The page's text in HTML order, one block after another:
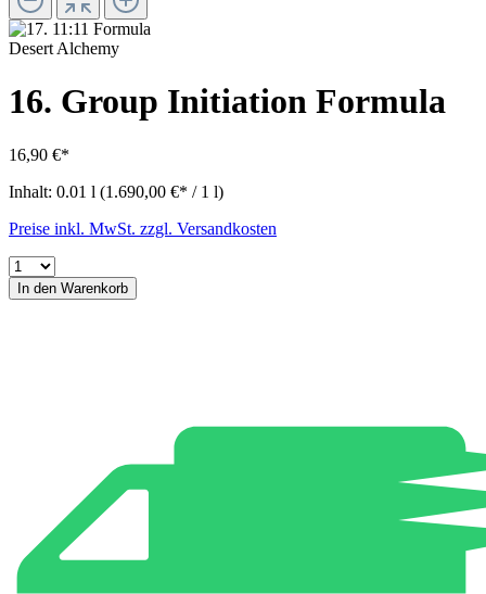
Desert Alchemy
16. Group Initiation Formula
16,90 €*
Inhalt: 0.01 l (1.690,00 €* / 1 l)
Preise inkl. MwSt. zzgl. Versandkosten
In den Warenkorb